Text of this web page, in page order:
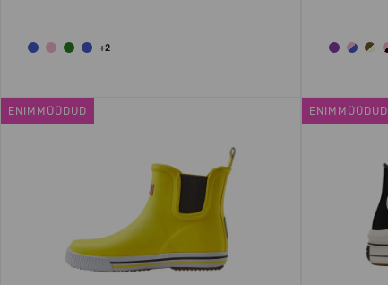
+2
ENIMMÜÜDUD ENIMMÜÜDUD